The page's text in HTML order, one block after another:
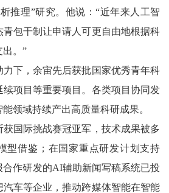
推理”研究。他说：“近年来人工智
包干制让申请人可更自由地根据科
出。”
力下，余宙先后获批国家优秀青年科
项目等重要项目。各类项目协同发
领域持续产出高质量科研成果。
国际挑战赛冠亚军，技术成果被多
型借鉴；在国家重点研发计划支持
作研发的AI辅助新闻写稿系统已投
汽车等企业，推动跨媒体智能在智能